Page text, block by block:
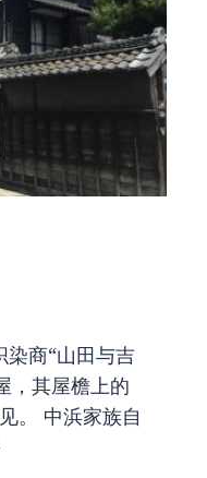
染商“山田与吉
，其屋檐上的
。 中浜家族自